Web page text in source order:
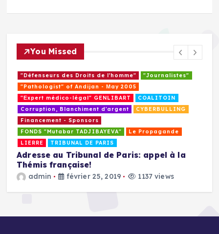
You Missed
"Défenseurs des Droits de l'homme"
"Journalistes"
"Pathologist" of Andijan - Мay 2005
"Еxpert médico-légal" GENLIBART
COALITOIN
Corruption, Blanchiment d'argent
CYBERBULLING
Financement - Sponsors
Menace terroriste IMU
Propagande de guerre
Propagande du terrorisme, l'extremisme religieux
TRIBUNAL DE PARIS
Monsieur le Président de la France
Emmanuel Macron, nous appelons à ouvrir